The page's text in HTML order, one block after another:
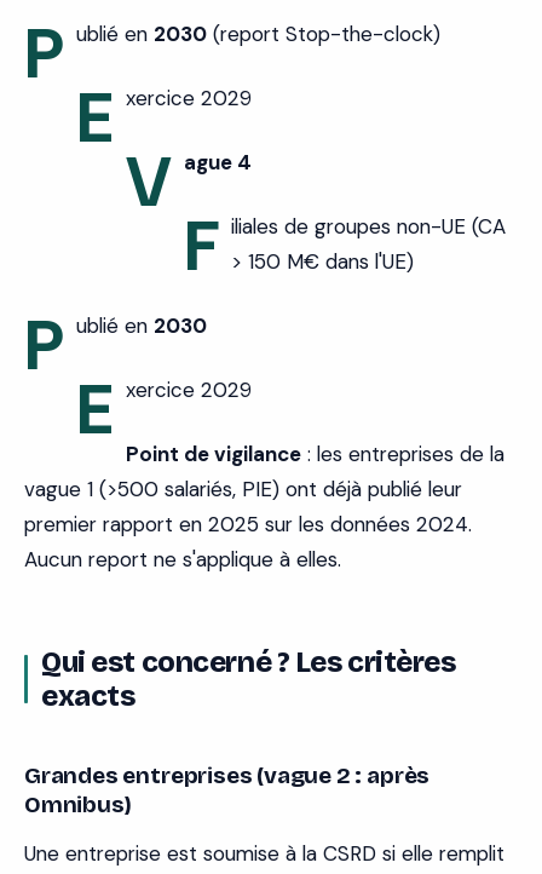
P ublié en 2030 (report Stop-the-clock)
E xercice 2029
V ague 4
F iliales de groupes non-UE (CA
> 150 M€ dans l'UE)
P ublié en 2030
E xercice 2029
Point de vigilance : les entreprises de la
vague 1 (>500 salariés, PIE) ont déjà publié leur
premier rapport en 2025 sur les données 2024.
Aucun report ne s'applique à elles.
Qui est concerné ? Les critères
exacts
Grandes entreprises (vague 2 : après
Omnibus)
Une entreprise est soumise à la CSRD si elle remplit